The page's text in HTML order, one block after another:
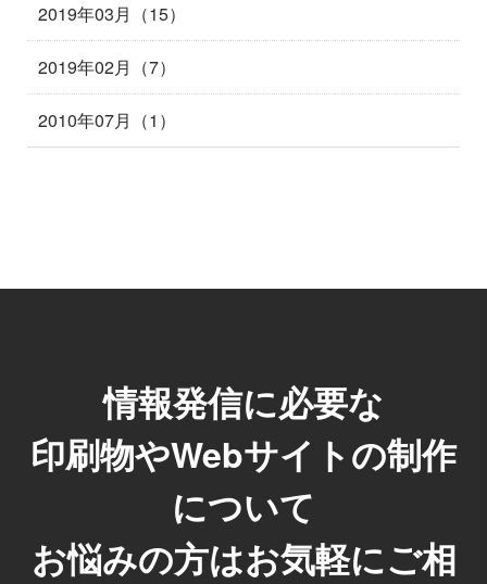
2019年03月（15）
2019年02月（7）
2010年07月（1）
情報発信に必要な
印刷物やWebサイトの制作
について
お悩みの方はお気軽にご相